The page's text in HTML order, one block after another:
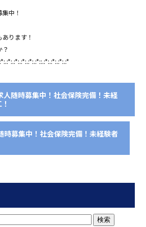
中！
ります！
人随時募集中！社会保険完備！未経
時募集中！社会保険完備！未経験者